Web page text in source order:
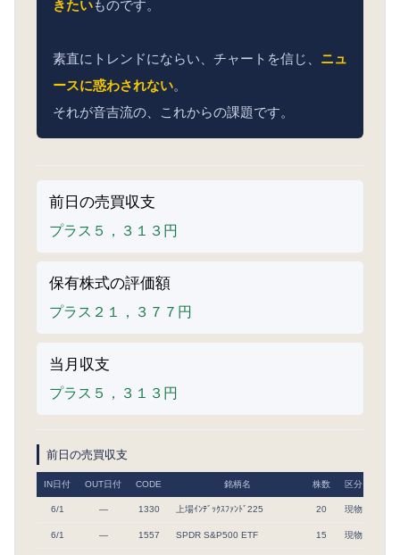
きたいものです。
素直にトレンドにならい、チャートを信じ、 ニュ
ースに惑わされない。
それが音吉流の、これからの課題です。
前日の売買収支
プラス５，３１３円
保有株式の評価額
プラス２１，３７７円
当月収支
プラス５，３１３円
前日の売買収支
IN日付 OUT日付 CODE 銘柄名 株数 区分
6/1 ― 1330 上場ｲﾝﾃﾞｯｸｽﾌｧﾝﾄﾞ225 20 現物
6/1 ― 1557 SPDR S&P500 ETF 15 現物